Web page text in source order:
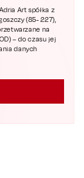
Art spółka z
(85- 227),
na
– do czasu jej
danych